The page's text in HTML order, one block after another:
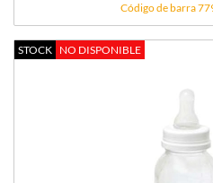
Código de barra
STOCK NO DISPONIBLE